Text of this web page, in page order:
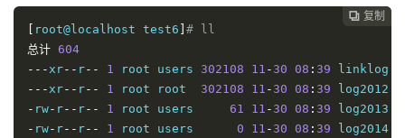
 复制
root@localhost test6 # ll
总计 604
---xr-- r-- 1 root users 302108 11 -30 08 : 39 linklog
---xr-- r-- 1 root root 302108 11 -30 08 : 39 log2012
- rw- r-- r-- 1 root users 61 11 -30 08 : 39 log2013
- rw- r-- r-- 1 root users 0 11 -30 08 : 39 log2014